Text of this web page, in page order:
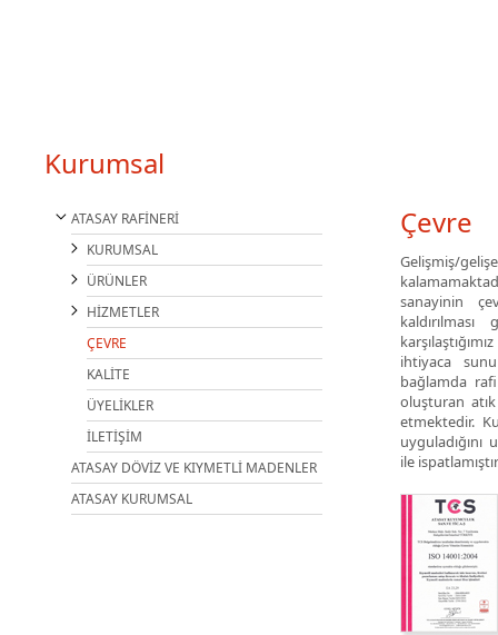
Kurumsal
ATASAY RAFİNERİ
KURUMSAL
ÜRÜNLER
HİZMETLER
ÇEVRE
KALİTE
ÜYELİKLER
İLETİŞİM
ATASAY DÖVİZ VE KIYMETLİ MADENLER
ATASAY KURUMSAL
Çevre
Gelişmiş/
sanayinin
ihtiyaca
bağlamda
oluşturan atık
etmektedir.
uyguladığını
ile